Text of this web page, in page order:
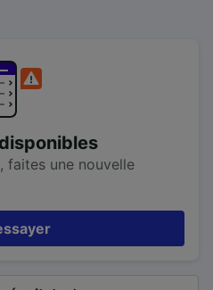
faites une nouvelle